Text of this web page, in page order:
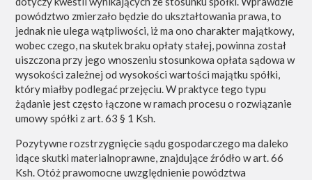
powództwo zmierzało będzie do ukształtowania prawa, to
jednak nie ulega wątpliwości, iż ma ono charakter majątkowy,
wobec czego, na skutek braku opłaty stałej, powinna został
uiszczona przy jego wnoszeniu stosunkowa opłata sądowa w
wysokości zależnej od wysokości wartości majątku spółki,
który miałby podlegać przejęciu. W praktyce tego typu
żądanie jest często łączone w ramach procesu o rozwiązanie
umowy spółki z art. 63 § 1 Ksh.
Pozytywne rozstrzygnięcie sądu gospodarczego ma daleko
idące skutki materialnoprawne, znajdujące źródło w art. 66
Ksh. Otóż prawomocne uwzględnienie powództwa